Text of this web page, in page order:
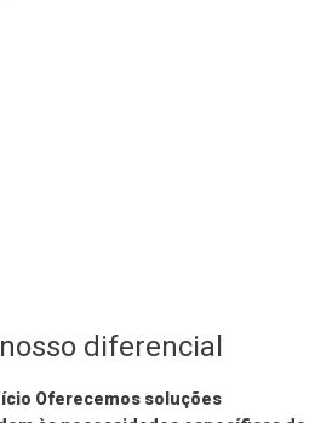
diferencial
Oferecemos soluções